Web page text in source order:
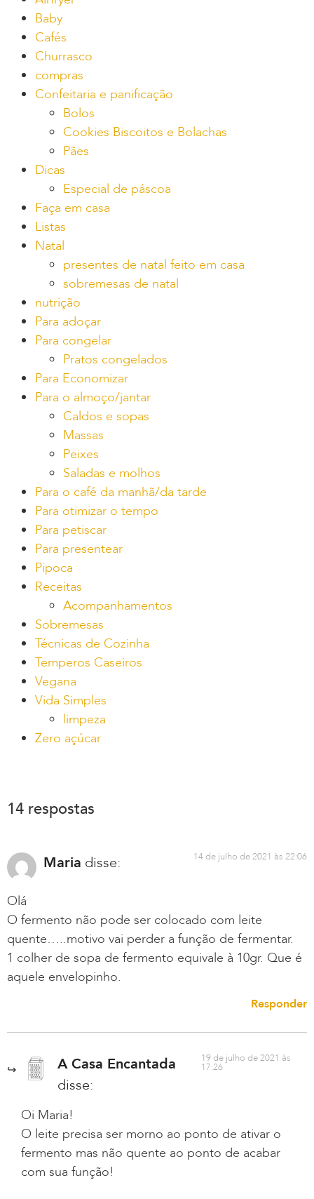
Baby
Cafés
Churrasco
compras
Confeitaria e panificação
Bolos
Cookies Biscoitos e Bolachas
Pães
Dicas
Especial de páscoa
Faça em casa
Listas
Natal
presentes de natal feito em casa
sobremesas de natal
nutrição
Para adoçar
Para congelar
Pratos congelados
Para Economizar
Para o almoço/jantar
Caldos e sopas
Massas
Peixes
Saladas e molhos
Para o café da manhã/da tarde
Para otimizar o tempo
Para petiscar
Para presentear
Pipoca
Receitas
Acompanhamentos
Sobremesas
Técnicas de Cozinha
Temperos Caseiros
Vegana
Vida Simples
limpeza
Zero açúcar
14 respostas
Maria disse: 14 de julho de 2021 às 22:06
Olá
O fermento não pode ser colocado com leite
quente…..motivo vai perder a função de fermentar.
1 colher de sopa de fermento equivale à 10gr. Que é
aquele envelopinho.
Responder
A Casa Encantada
disse:
19 de julho de 2021 às
17:26
Oi Maria!
O leite precisa ser morno ao ponto de ativar o
fermento mas não quente ao ponto de acabar
com sua função!